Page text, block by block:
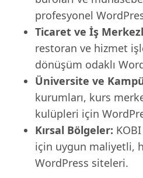
profesyonel
Ticaret ve İş
restoran ve hizmet
dönüşüm odaklı
Üniversite ve
kurumları, kurs
kulüpleri için
Kırsal Bölgeler:
için uygun maliyetli,
WordPress siteleri.